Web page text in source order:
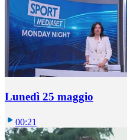
Lunedì 25 maggio
00:21